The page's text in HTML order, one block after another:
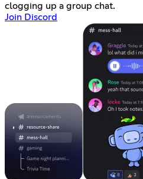
clogging up a group chat.
Join Discord